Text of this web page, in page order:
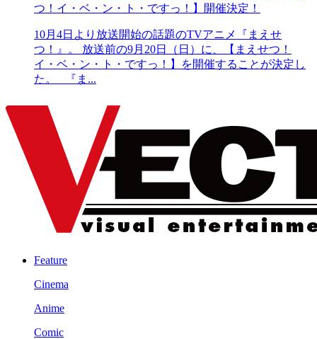
つ！イ・ベ・ン・ト・ですっ！】開催決定！
10月4日より放送開始の話題のTVアニメ『まえせ
つ！』。 放送前の9月20日（日）に、【まえせつ！
イ・ベ・ン・ト・ですっ！】を開催することが決定し
た。 『ま...
Feature
Cinema
Anime
Comic